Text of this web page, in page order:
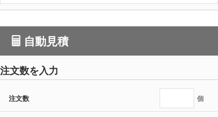
自動見積
注文数を入力
注文数 個